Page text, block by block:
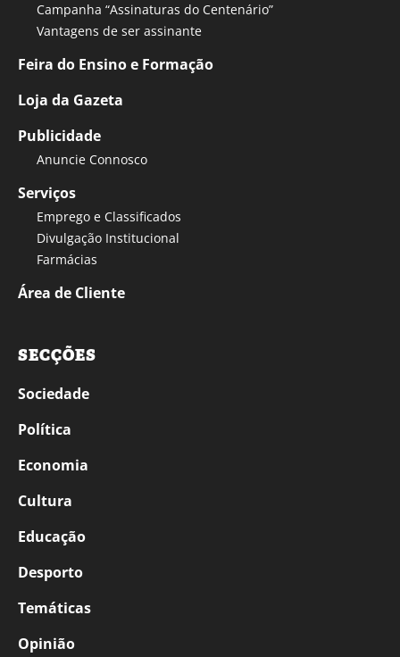
Campanha “Assinaturas do Centenário”
Vantagens de ser assinante
Feira do Ensino e Formação
Loja da Gazeta
Publicidade
Anuncie Connosco
Serviços
Emprego e Classificados
Divulgação Institucional
Farmácias
Área de Cliente
SECÇÕES
Sociedade
Política
Economia
Cultura
Educação
Desporto
Temáticas
Opinião